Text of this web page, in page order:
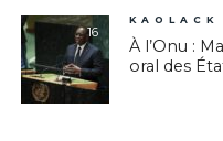
16
KAOLACK
À l’Onu :
oral des